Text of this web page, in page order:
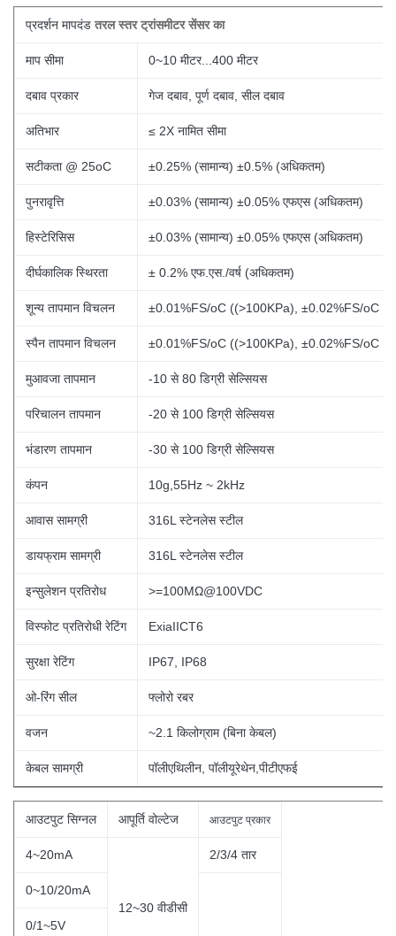
प्रदर्शन मापदंड तरल स्तर ट्रांसमीटर सेंसर का
माप सीमा 0~10 मीटर...400 मीटर
दबाव प्रकार गेज दबाव, पूर्ण दबाव, सील दबाव
अतिभार ≤ 2X नामित सीमा
सटीकता @ 25oC ±0.25% (सामान्य) ±0.5% (अधिकतम)
पुनरावृत्ति ±0.03% (सामान्य) ±0.05% एफएस (अधिकतम)
हिस्टेरिसिस ±0.03% (सामान्य) ±0.05% एफएस (अधिकतम)
दीर्घकालिक स्थिरता ± 0.2% एफ.एस./वर्ष (अधिकतम)
शून्य तापमान विचलन ±0.01%FS/oC ((>100KPa), ±0.02%FS/oC
स्पैन तापमान विचलन ±0.01%FS/oC ((>100KPa), ±0.02%FS/oC
मुआवजा तापमान -10 से 80 डिग्री सेल्सियस
परिचालन तापमान -20 से 100 डिग्री सेल्सियस
भंडारण तापमान -30 से 100 डिग्री सेल्सियस
कंपन 10g,55Hz ~ 2kHz
आवास सामग्री 316L स्टेनलेस स्टील
डायफ्राम सामग्री 316L स्टेनलेस स्टील
इन्सुलेशन प्रतिरोध >=100MΩ@100VDC
विस्फोट प्रतिरोधी रेटिंग ExiaIICT6
सुरक्षा रेटिंग IP67, IP68
ओ-रिंग सील फ्लोरो रबर
वजन ~2.1 किलोग्राम (बिना केबल)
केबल सामग्री पॉलीएथिलीन, पॉलीयूरेथेन,पीटीएफई
आउटपुट सिग्नल आपूर्ति वोल्टेज आउटपुट प्रकार
4~20mA
12~30 वीडीसी
2/3/4 तार
0~10/20mA
0/1~5V